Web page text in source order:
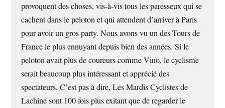
provoquent des choses, vis-à-vis tous les paresseux qui se
cachent dans le peloton et qui attendent d’arriver à Paris
pour avoir un gros party. Nous avons vu un des Tours de
France le plus ennuyant depuis bien des années. Si le
peloton avait plus de coureurs comme Vino, le cyclisme
serait beaucoup plus intéressant et apprécié des
spectateurs. C’est pas à dire, Les Mardis Cyclistes de
Lachine sont 100 fois plus exitant que de regarder le